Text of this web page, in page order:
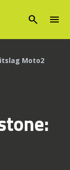
search menu
Moto2